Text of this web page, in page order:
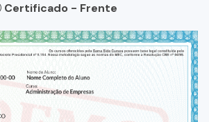
Certificado - Frente